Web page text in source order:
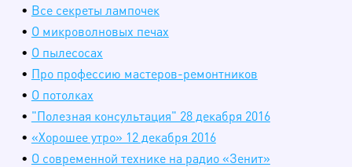
• Все секреты лампочек
• О микроволновых печах
• О пылесосах
• Про профессию мастеров-ремонтников
• О потолках
• "Полезная консультация" 28 декабря 2016
• «Хорошее утро» 12 декабря 2016
• О современной технике на радио «Зенит»